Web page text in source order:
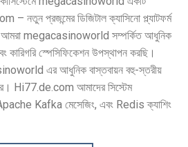
নতুন প্রজন্মের ডিজিটাল ক্যাসিনো প্ল্যাটফর্ম
আমরা megacasinoworld সম্পর্কিত আধুনিক
কারিগরি স্পেসিফিকেশন উপস্থাপন করছি।
এর আধুনিক বাস্তবায়ন বহু-স্তরীয়
Hi77.de.com আমাদের সিস্টেম
Kafka মেসেজিং, এবং Redis ক্যাশিং